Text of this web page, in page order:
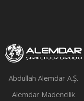
Abdullah Alemdar A.Ş.
Alemdar Madencilik